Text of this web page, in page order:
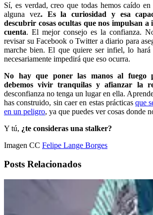
Sí, es verdad, creo que todas hemos caído en
alguna vez. Es la curiosidad y esa
descubrir cosas ocultas que nos impulsan a
cuenta. El mejor consejo es la confianza.
revisar su Facebook o Twitter a diario para
marche bien. El que quiere ser infiel, lo
necesariamente impedirá que eso ocurra.
No hay que poner las manos al fuego
debemos vivir tranquilas y afianzar la
desconfianza no tenga un lugar en ella.
has construido, sin caer en estas prácticasque
en un peligro, ya que puedes ver cosas donde
Y tú, ¿te consideras una stalker?
Imagen CC Felipe Lange Borges
Posts Relacionados